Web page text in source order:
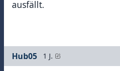
ausfällt.
Hub05 1 J.